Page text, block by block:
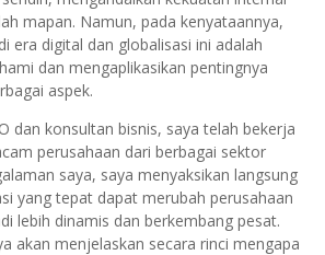
mapan. Namun, pada kenyataannya,
era digital dan globalisasi ini adalah
dan mengaplikasikan pentingnya
aspek.
dan konsultan bisnis, saya telah bekerja
perusahaan dari berbagai sektor
saya, saya menyaksikan langsung
yang tepat dapat merubah perusahaan
lebih dinamis dan berkembang pesat.
akan menjelaskan secara rinci mengapa